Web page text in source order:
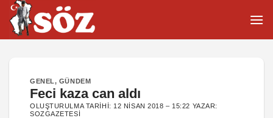
İçeriğe
atla
GENEL, GÜNDEM
Feci kaza can aldı
OLUŞTURULMA TARIHI: 12 NISAN 2018 – 15:22 YAZAR:
SOZGAZETESI